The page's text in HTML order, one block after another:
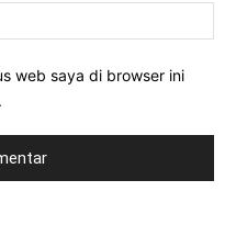
web saya di browser ini